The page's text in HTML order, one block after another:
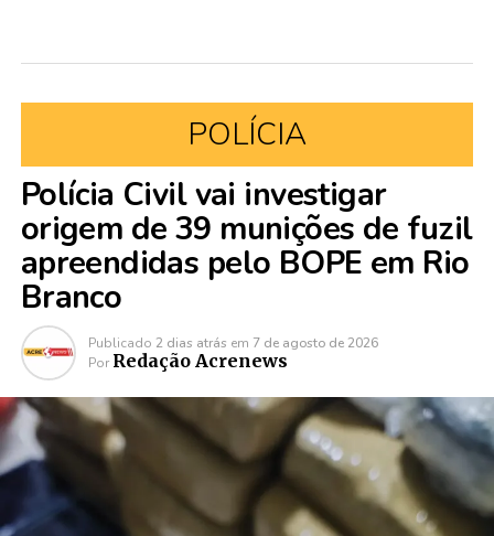
POLÍCIA
Polícia Civil vai investigar
origem de 39 munições de fuzil
apreendidas pelo BOPE em Rio
Branco
Publicado 2 dias atrás em 7 de agosto de 2026
Por Redação Acrenews